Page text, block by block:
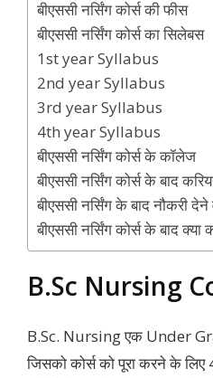
बीएससी नर्सिंग कोर्स की फीस
बीएससी नर्सिंग कोर्स का सिलेबस
1st year Syllabus
2nd year Syllabus
3rd year Syllabus
4th year Syllabus
बीएससी नर्सिंग कोर्स के कॉलेज
बीएससी नर्सिंग कोर्स के बाद
बीएससी नर्सिंग के बाद नौकरी
बीएससी नर्सिंग कोर्स के बाद क्या
B.Sc Nursing
B.Sc. Nursing एक Under
जिसको कोर्स को पूरा करने के